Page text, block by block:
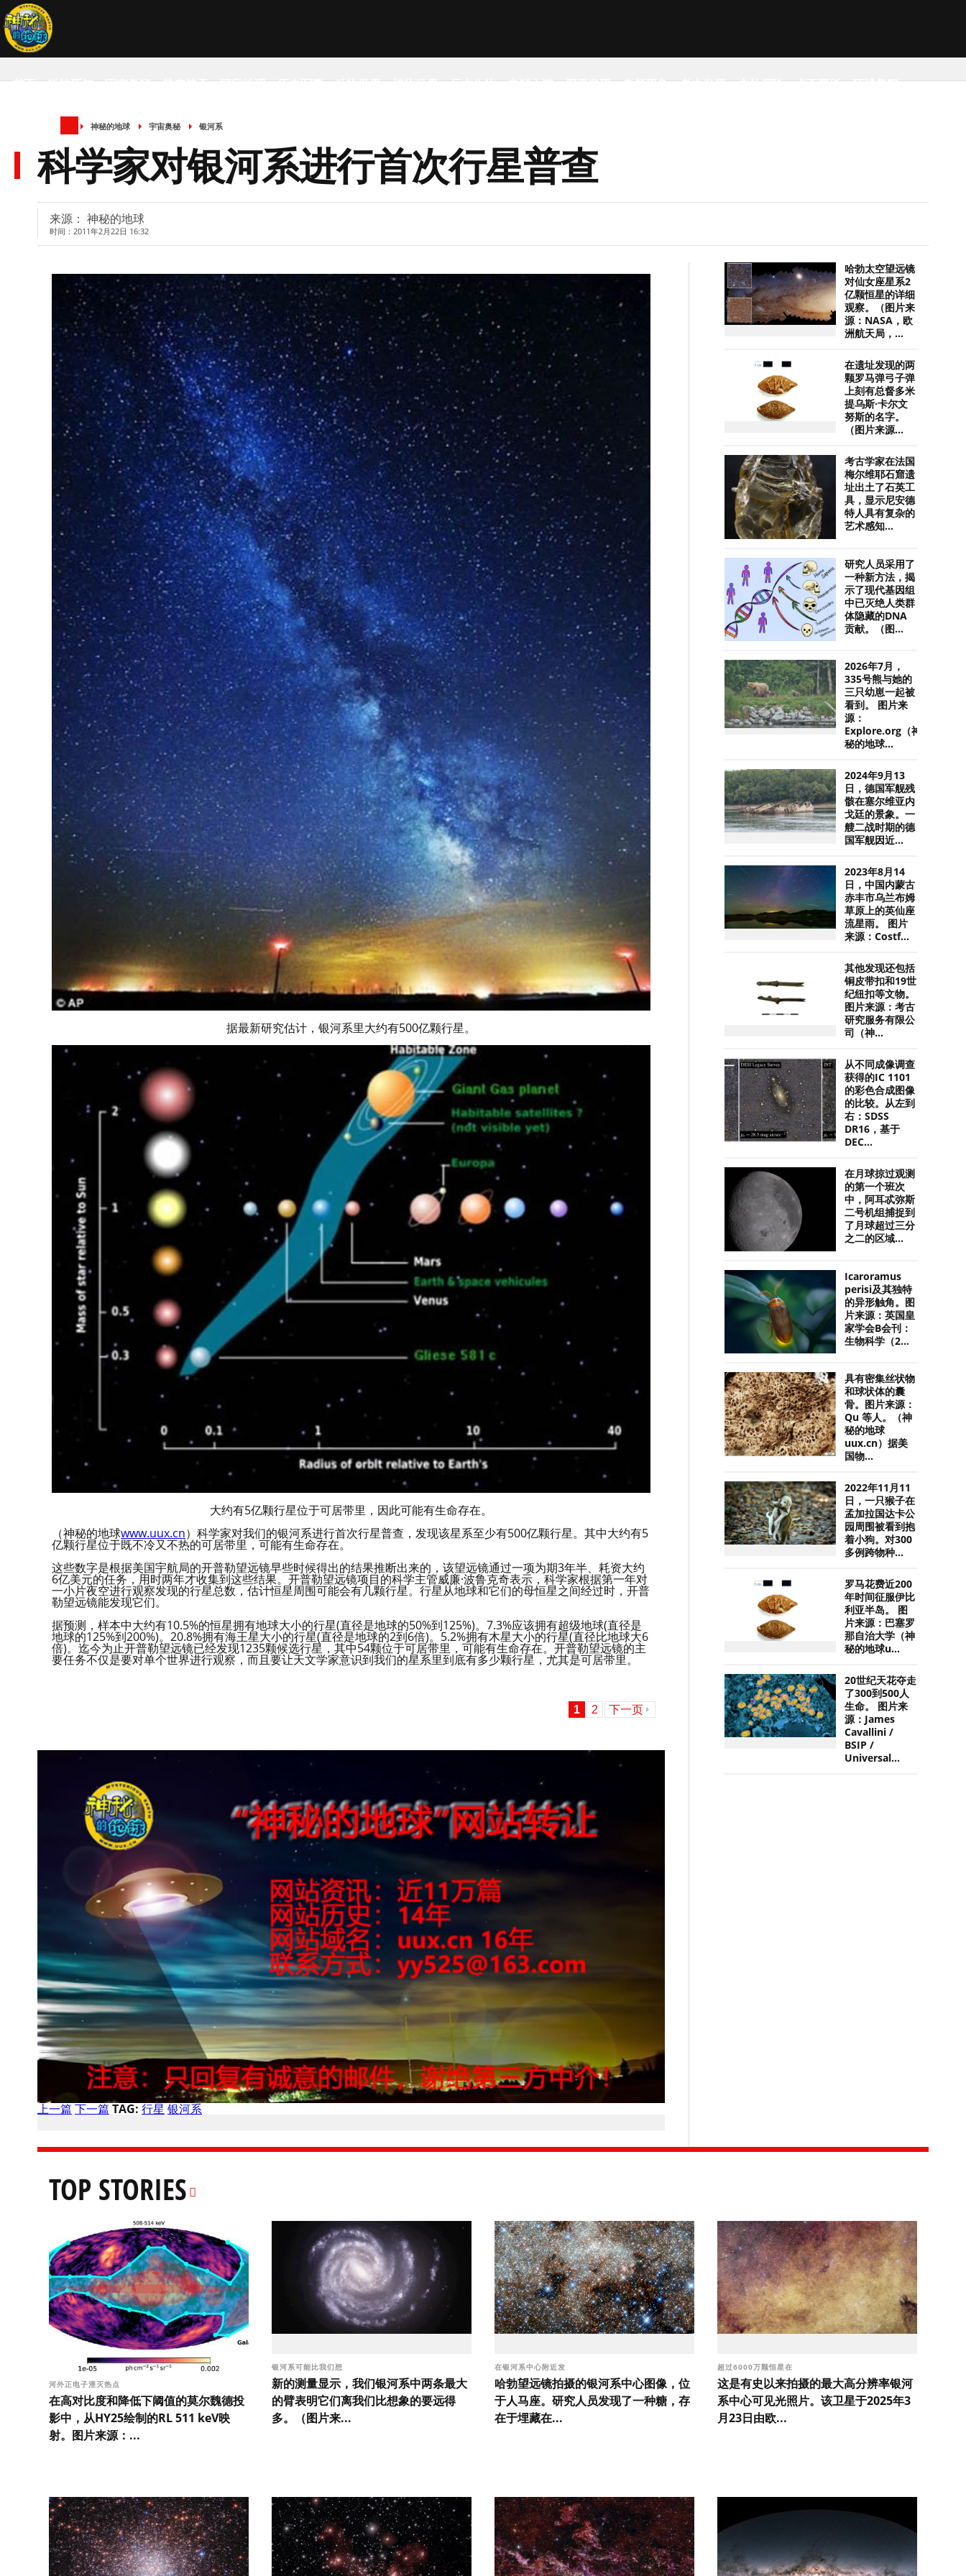
首页 科技新知 宇宙奥秘 航空航天 国家地理 历史军事 动物世界 植物世界 远古生物 未解之谜 探索发现 自然现象 考古发现 户外探险 桌面壁纸 环球趣闻
神秘的地球 宇宙奥秘 银河系
科学家对银河系进行首次行星普查
来源： 神秘的地球
时间：2011年2月22日 16:32
据最新研究估计，银河系里大约有500亿颗行星。
大约有5亿颗行星位于可居带里，因此可能有生命存在。
（神秘的地球www.uux.cn）科学家对我们的银河系进行首次行星普查，发现该星系至少有500亿颗行星。其中大约有5
亿颗行星位于既不冷又不热的可居带里，可能有生命存在。
这些数字是根据美国宇航局的开普勒望远镜早些时候得出的结果推断出来的，该望远镜通过一项为期3年半、耗资大约
6亿美元的任务，用时两年才收集到这些结果。开普勒望远镜项目的科学主管威廉·波鲁克奇表示，科学家根据第一年对
一小片夜空进行观察发现的行星总数，估计恒星周围可能会有几颗行星。行星从地球和它们的母恒星之间经过时，开普
勒望远镜能发现它们。
据预测，样本中大约有10.5%的恒星拥有地球大小的行星(直径是地球的50%到125%)。7.3%应该拥有超级地球(直径是
地球的125%到200%)。20.8%拥有海王星大小的行星(直径是地球的2到6倍)。5.2%拥有木星大小的行星(直径比地球大6
倍)。迄今为止开普勒望远镜已经发现1235颗候选行星，其中54颗位于可居带里，可能有生命存在。开普勒望远镜的主
要任务不仅是要对单个世界进行观察，而且要让天文学家意识到我们的星系里到底有多少颗行星，尤其是可居带里。
1 2 下一页
上一篇 下一篇 TAG: 行星 银河系
哈勃太空望远镜
对仙女座星系2
亿颗恒星的详细
观察。（图片来
源：NASA，欧
洲航天局，...
在遗址发现的两
颗罗马弹弓子弹
上刻有总督多米
提乌斯·卡尔文
努斯的名字。
（图片来源...
考古学家在法国
梅尔维耶石窟遗
址出土了石英工
具，显示尼安德
特人具有复杂的
艺术感知...
研究人员采用了
一种新方法，揭
示了现代基因组
中已灭绝人类群
体隐藏的DNA
贡献。（图...
2026年7月，
335号熊与她的
三只幼崽一起被
看到。 图片来
源：
Explore.org（神
秘的地球...
2024年9月13
日，德国军舰残
骸在塞尔维亚内
戈廷的景象。一
艘二战时期的德
国军舰因近...
2023年8月14
日，中国内蒙古
赤丰市乌兰布姆
草原上的英仙座
流星雨。 图片
来源：Costf...
其他发现还包括
铜皮带扣和19世
纪纽扣等文物。
图片来源：考古
研究服务有限公
司（神...
从不同成像调查
获得的IC 1101
的彩色合成图像
的比较。从左到
右：SDSS
DR16，基于
DEC...
在月球掠过观测
的第一个班次
中，阿耳忒弥斯
二号机组捕捉到
了月球超过三分
之二的区域...
Icaroramus
perisi及其独特
的异形触角。图
片来源：英国皇
家学会B会刊：
生物科学（2...
具有密集丝状物
和球状体的囊
骨。图片来源：
Qu 等人。（神
秘的地球
uux.cn）据美
国物...
2022年11月11
日，一只猴子在
孟加拉国达卡公
园周围被看到抱
着小狗。对300
多例跨物种...
罗马花费近200
年时间征服伊比
利亚半岛。 图
片来源：巴塞罗
那自治大学（神
秘的地球u...
20世纪天花夺走
了300到500人
生命。 图片来
源：James
Cavallini /
BSIP /
Universal...
TOP STORIES
河外正电子湮灭热点
在高对比度和降低下阈值的莫尔魏德投
影中，从HY25绘制的RL 511 keV映
射。图片来源：...
银河系可能比我们想
新的测量显示，我们银河系中两条最大
的臂表明它们离我们比想象的要远得
多。（图片来...
在银河系中心附近发
哈勃望远镜拍摄的银河系中心图像，位
于人马座。研究人员发现了一种糖，存
在于埋藏在...
超过6000万颗恒星在
这是有史以来拍摄的最大高分辨率银河
系中心可见光照片。该卫星于2025年3
月23日由欧...